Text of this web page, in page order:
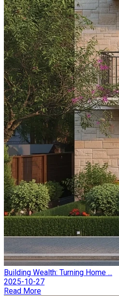
Building Wealth: Turning Home ...
2025-10-27
Read More